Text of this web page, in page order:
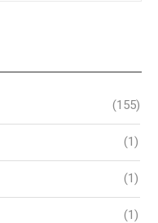
(155)
(1)
(1)
(1)